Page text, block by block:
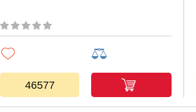
46577